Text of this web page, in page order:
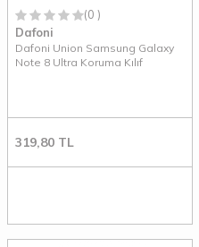
(0 )
Dafoni
Dafoni Union Samsung Galaxy
Note 8 Ultra Koruma Kılıf
319,80 TL